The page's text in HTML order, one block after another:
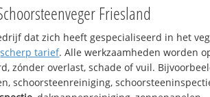
Friesland
dat zich heeft gespecialiseerd in het
scherp tarief. Alle werkzaamheden worden
zónder overlast, schade of vuil.
schoorsteenreiniging,